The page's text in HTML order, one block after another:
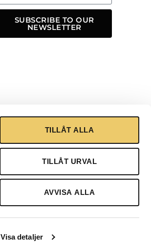
Visa detaljer
TILLÅT ALLA
TILLÅT URVAL
AVVISA ALLA
SUBSCRIBE TO OUR
NEWSLETTER